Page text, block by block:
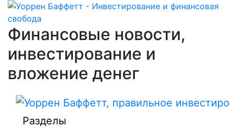
Финансовые новости,
инвестирование и
вложение денег
Разделы